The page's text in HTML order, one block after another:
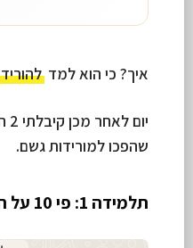
איך? כי הוא למד
שהפכו למורידות גשם.
תלמידה 1: פי 10 על הכסף.